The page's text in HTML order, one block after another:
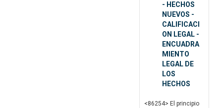
- HECHOS
NUEVOS -
CALIFICACI
ON LEGAL -
ENCUADRA
MIENTO
LEGAL DE
LOS
HECHOS
<86254> El principio